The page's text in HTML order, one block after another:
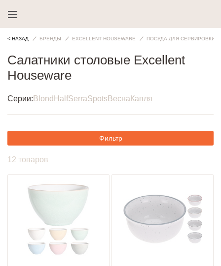
< НАЗАД БРЕНДЫ EXCELLENT HOUSEWARE ПОСУДА ДЛЯ СЕРВИРОВКИ
Салатники столовые Excellent
Houseware
Серии: Blond HalfSerraSpotsВесна Капля
Фильтр
12 товаров